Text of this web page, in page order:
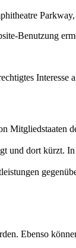
Benutzung
Interesse
Mitgliedstaaten
und dort kürzt.
Ebenso